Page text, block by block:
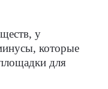
у
которые
для